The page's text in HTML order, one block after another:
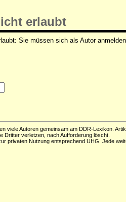
erlaubt
Sie müssen sich als Autor anmelden.
viele Autoren gemeinsam am DDR-Lexikon.
Dritter verletzen, nach Aufforderung löscht.
privaten Nutzung entsprechend UHG. Jede